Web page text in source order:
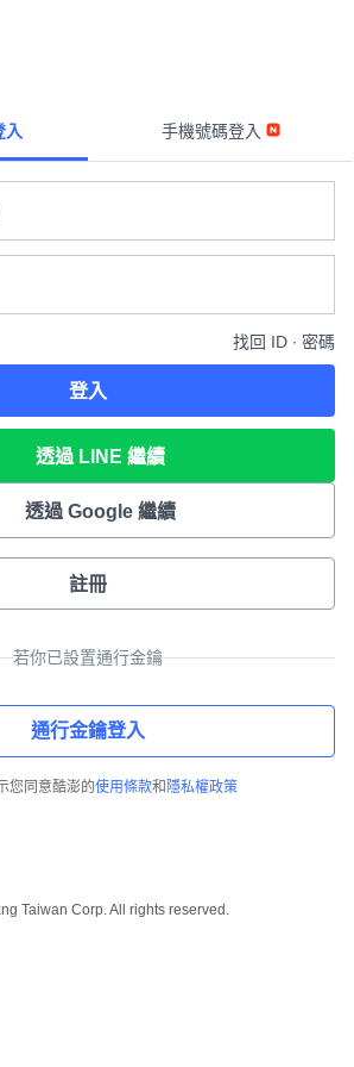
入 手機號碼登入
找回 ID ∙ 密碼
登入
透過 LINE 繼續
透過 Google 繼續
註冊
若你已設置通行金鑰
通行金鑰登入
您同意酷澎的使用條款和 隱私權政策
Taiwan Corp. All rights reserved.